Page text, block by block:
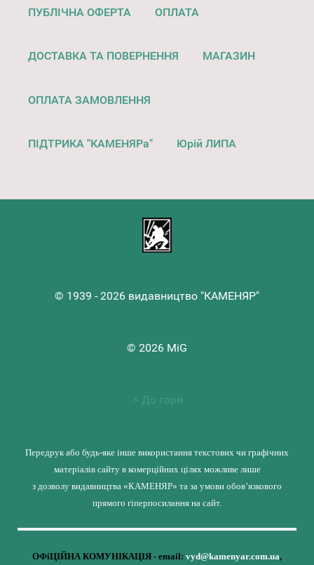
ПУБЛІЧНА ОФЕРТА ОПЛАТА
ДОСТАВКА ТА ПОВЕРНЕННЯ МАГАЗИН
ОПЛАТА ЗАМОВЛЕННЯ
ПІДТРИКА "КАМЕНЯРа" Юрій ЛИПА
© 1939 - 2026 видавництво "КАМЕНЯР"
© 2026 MiG
До гори
Передрук або будь-яке інше використання текстових чи графічних
матеріалів сайту в комерційних цілях можливе лише
з дозволу видавництва «КАМЕНЯР» та за умови обов’язкового
прямого гіперпосилання на сайт.
ОФіЦІЙНА КОМУНІКАЦІЯ - email: vyd@kamenyar.com.ua,